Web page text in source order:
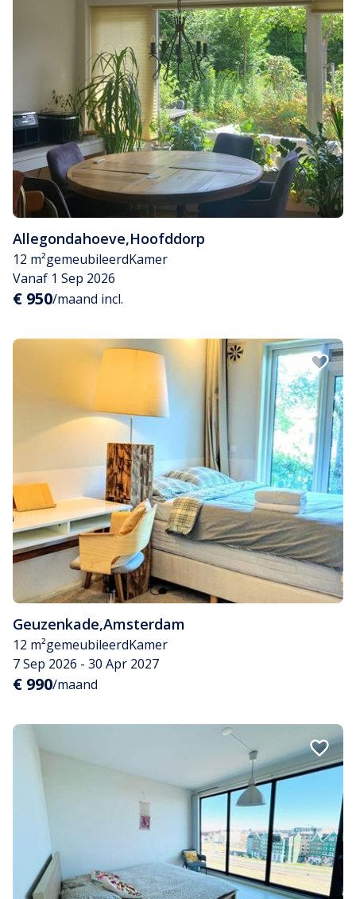
Allegondahoeve,Hoofddorp
12 m²gemeubileerdKamer
Vanaf 1 Sep 2026
€ 950/maand incl.
Geuzenkade,Amsterdam
12 m²gemeubileerdKamer
7 Sep 2026 - 30 Apr 2027
€ 990/maand